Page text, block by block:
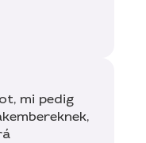
mi pedig